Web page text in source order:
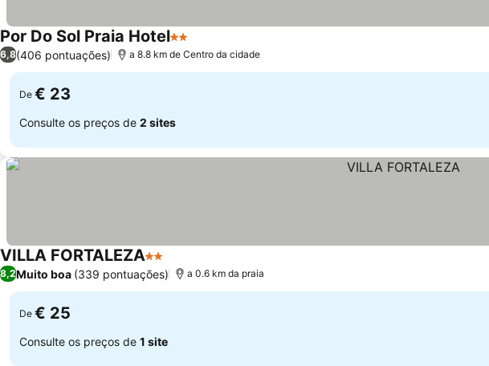
Por Do Sol Praia Hotel2 Estrelas
6,8(406 pontuações) a 8.8 km de Centro da cidade
De € 23
Consulte os preços de 2 sites
VILLA FORTALEZA2 Estrelas
8,2Muito boa (339 pontuações) a 0.6 km da praia
De € 25
Consulte os preços de 1 site